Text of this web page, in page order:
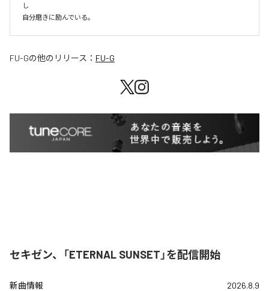
し
自分磨きに励んでいる。
FU-Gの他のリリース： FU-G
セキゼン、「ETERNAL SUNSET」を配信開始
新曲情報 2026.8.9